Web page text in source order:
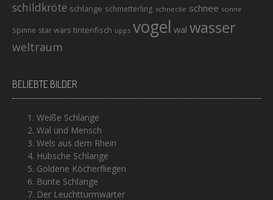
schildkröte schlange schmetterling schnecke schnee sonne
spinne star wars tintenfisch upps vogel wal wasser
weltraum
BELIEBTE BILDER
Weiße Schlange
Wal und Mensch
Wels aus dem Rhein
Hübsche Schlange
Goldene Köcherfliegen
Bunte Schlange
Der Leuchtturmwärter